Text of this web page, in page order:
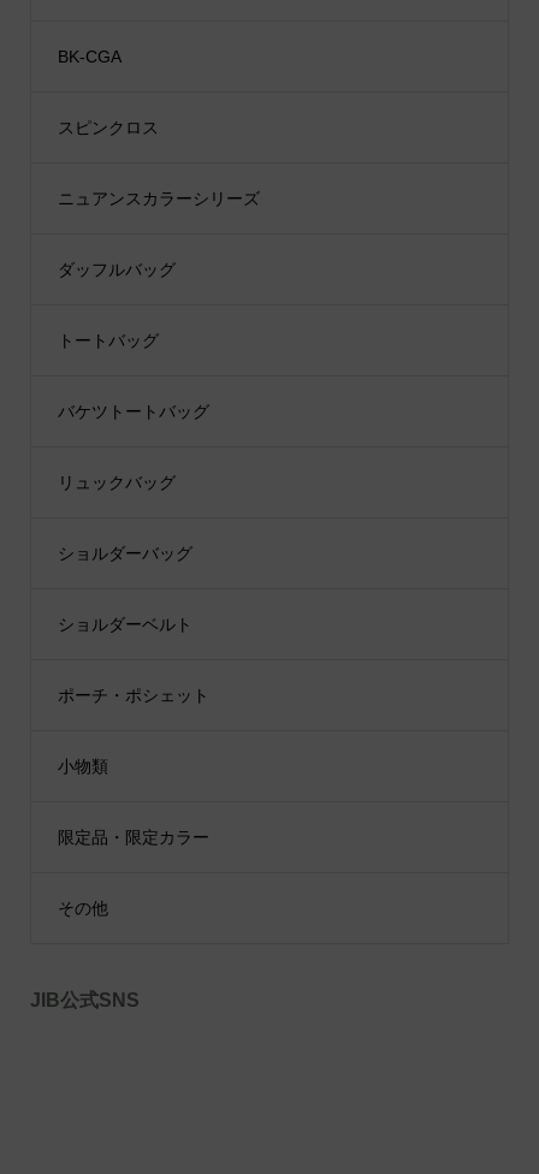
BK-CGA
スピンクロス
ニュアンスカラーシリーズ
ダッフルバッグ
トートバッグ
バケツトートバッグ
リュックバッグ
ショルダーバッグ
ショルダーベルト
ポーチ・ポシェット
小物類
限定品・限定カラー
その他
JIB公式SNS